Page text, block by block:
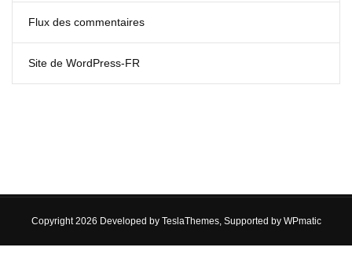
Flux des commentaires
Site de WordPress-FR
Copyright 2026 Developed by TeslaThemes, Supported by WPmatic